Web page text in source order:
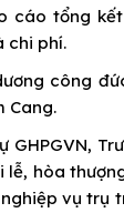
tổng
chi phí.
công
Cang.
hòa
vụ trụ